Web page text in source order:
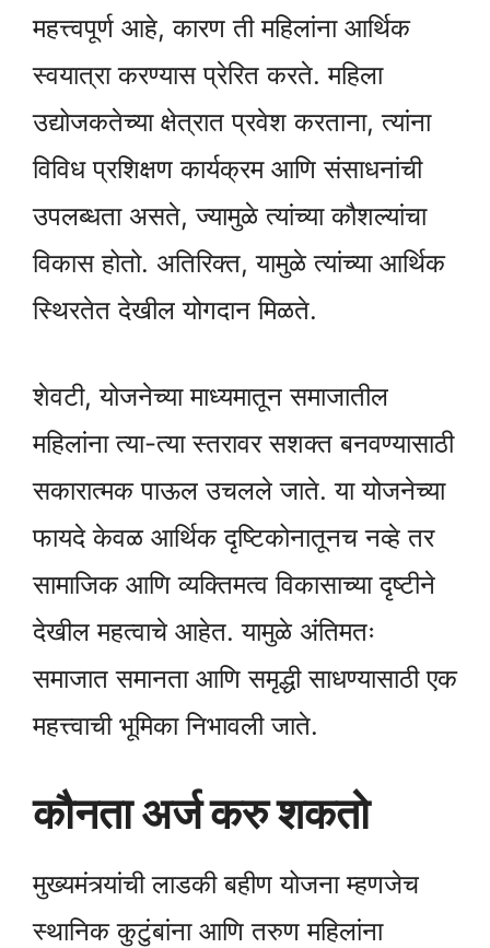
महत्त्वपूर्ण आहे, कारण ती महिलांना आर्थिक
स्वयात्रा करण्यास प्रेरित करते. महिला
उद्योजकतेच्या क्षेत्रात प्रवेश करताना, त्यांना
विविध प्रशिक्षण कार्यक्रम आणि संसाधनांची
उपलब्धता असते, ज्यामुळे त्यांच्या कौशल्यांचा
विकास होतो. अतिरिक्त, यामुळे त्यांच्या आर्थिक
स्थिरतेत देखील योगदान मिळते.
शेवटी, योजनेच्या माध्यमातून समाजातील
महिलांना त्या-त्या स्तरावर सशक्त बनवण्यासाठी
सकारात्मक पाऊल उचलले जाते. या योजनेच्या
फायदे केवळ आर्थिक दृष्टिकोनातूनच नव्हे तर
सामाजिक आणि व्यक्तिमत्व विकासाच्या दृष्टीने
देखील महत्वाचे आहेत. यामुळे अंतिमतः
समाजात समानता आणि समृद्धी साधण्यासाठी एक
महत्त्वाची भूमिका निभावली जाते.
कौनता अर्ज करु शकतो
मुख्यमंत्र्यांची लाडकी बहीण योजना म्हणजेच
स्थानिक कुटुंबांना आणि तरुण महिलांना